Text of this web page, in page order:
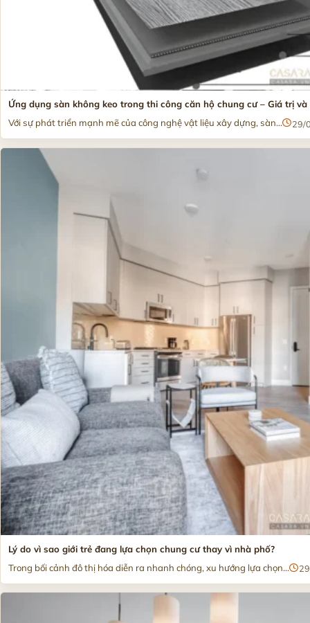
Ứng dụng sàn không keo trong thi công căn hộ chung cư – Giá trị và
Với sự phát triển mạnh mẽ của công nghệ vật liệu xây dựng, sàn...
29/
Lý do vì sao giới trẻ đang lựa chọn chung cư thay vì nhà phố?
Trong bối cảnh đô thị hóa diễn ra nhanh chóng, xu hướng lựa chọn...